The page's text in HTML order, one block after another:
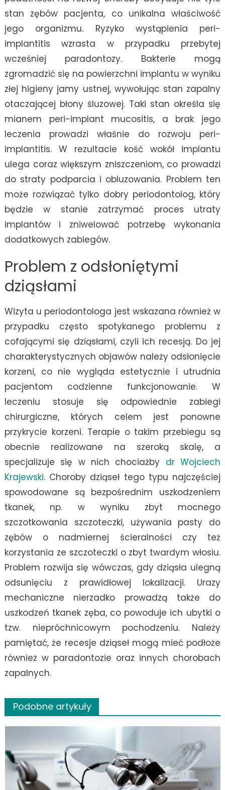
stan zębów pacjenta, co unikalna właściwość
jego organizmu. Ryzyko wystąpienia peri-
implantitis wzrasta w przypadku przebytej
wcześniej paradontozy. Bakterie mogą
zgromadzić się na powierzchni implantu w wyniku
złej higieny jamy ustnej, wywołując stan zapalny
otaczającej błony śluzowej. Taki stan określa się
mianem peri-implant mucositis, a brak jego
leczenia prowadzi właśnie do rozwoju peri-
implantitis. W rezultacie kość wokół implantu
ulega coraz większym zniszczeniom, co prowadzi
do straty podparcia i obluzowania. Problem ten
może rozwiązać tylko dobry periodontolog, który
będzie w stanie zatrzymać proces utraty
implantów i zniwelować potrzebę wykonania
dodatkowych zabiegów.
Problem z odsłoniętymi
dziąsłami
Wizyta u periodontologa jest wskazana również w
przypadku często spotykanego problemu z
cofającymi się dziąsłami, czyli ich recesją. Do jej
charakterystycznych objawów należy odsłonięcie
korzeni, co nie wygląda estetycznie i utrudnia
pacjentom codzienne funkcjonowanie. W
leczeniu stosuje się odpowiednie zabiegi
chirurgiczne, których celem jest ponowne
przykrycie korzeni. Terapie o takim przebiegu są
obecnie realizowane na szeroką skalę, a
specjalizuje się w nich chociażby dr Wojciech
Krajewski. Choroby dziąseł tego typu najczęściej
spowodowane są bezpośrednim uszkodzeniem
tkanek, np. w wyniku zbyt mocnego
szczotkowania szczoteczki, używania pasty do
zębów o nadmiernej ścieralności czy też
korzystania ze szczoteczki o zbyt twardym włosiu.
Problem rozwija się wówczas, gdy dziąsła ulegną
odsunięciu z prawidłowej lokalizacji. Urazy
mechaniczne nierzadko prowadzą także do
uszkodzeń tkanek zęba, co powoduje ich ubytki o
tzw. niepróchnicowym pochodzeniu. Należy
pamiętać, że recesje dziąseł mogą mieć podłoże
również w paradontozie oraz innych chorobach
zapalnych.
Podobne artykuły